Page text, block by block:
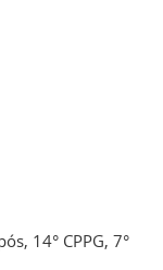
14° CPPG, 7°